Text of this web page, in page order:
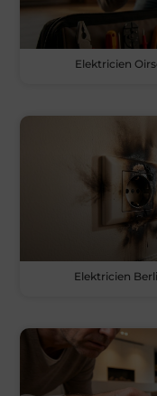
Elektricien
Elektricien